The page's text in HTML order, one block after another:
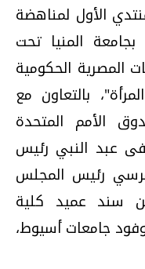
توصيات للمنتدي الأول لمناهضة
المنيا تحت
المصرية الحكومية
بالتعاون مع
الأمم المتحدة
عبد النبي رئيس
مرسي رئيس المجلس
سند عميد كلية
جامعات أسيوط،